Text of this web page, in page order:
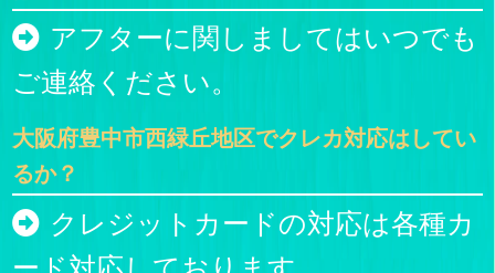
アフターに関しましてはいつでも
ご連絡ください。
大阪府豊中市西緑丘地区でクレカ対応はしてい
るか？
クレジットカードの対応は各種カ